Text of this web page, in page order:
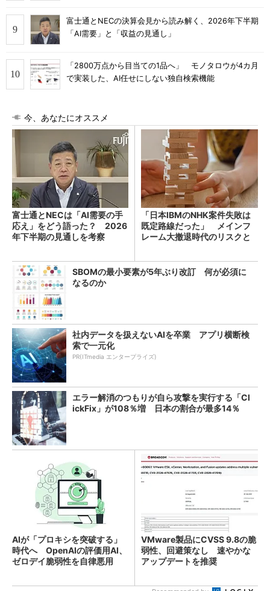
富士通とNECの決算会見から読み解く、2026年下半期
「AI需要」と「収益の見通し」
「2800万点から目当ての1品へ」 モノタロウが4カ月
で実装した、AI任せにしない独自検索機能
今、あなたにオススメ
富士通とNECは「AI需要の手
応え」をどう語った？ 2026
年下半期の見通しを考察
「日本IBMのNHK案件失敗は
既定路線だった」 メインフ
レーム大撤退時代のリスクと
SBOMの最小要素が5年ぶり改訂 何が必須に
なるのか
社内データを扱えないAIを卒業 アプリ横断検
索で一元化
PR(ITmedia エンタープライズ)
エラー解消のつもりが自ら攻撃を実行する「Cl
ickFix」が108％増 日本の割合が最多14％
AIが「プロキシを突破する」
時代へ OpenAIの評価用AI、
ゼロデイ脆弱性を自律悪用
VMware製品にCVSS 9.8の脆
弱性、回避策なし 速やかな
アップデートを推奨